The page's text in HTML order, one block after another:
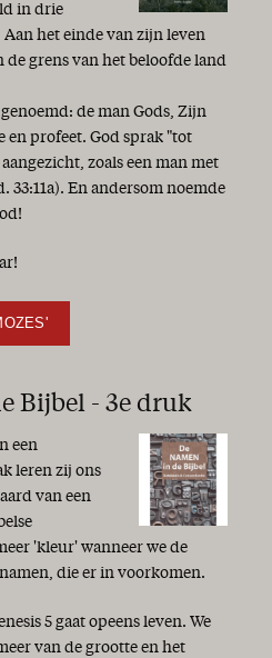
in drie
het einde van zijn leven
grens van het beloofde land
de man Gods, Zijn
en profeet. God sprak "tot
zoals een man met
33:11a). En andersom noemde
Bijbel - 3e druk
een
leren zij ons
van een
'kleur' wanneer we de
die er in voorkomen.
5 gaat opeens leven. We
van de grootte en het